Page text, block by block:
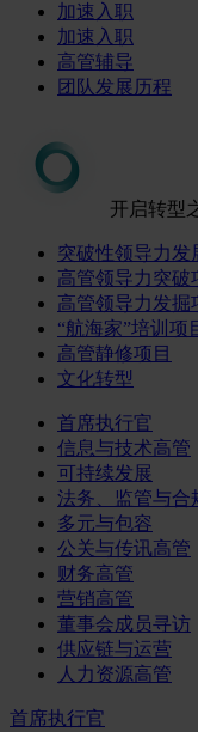
加速入职
加速入职
高管辅导
团队发展历程
开启转型
突破性领导力发
高管领导力突破
高管领导力发掘
“航海家”培训项
高管静修项目
文化转型
首席执行官
信息与技术高管
可持续发展
法务、监管与合
多元与包容
公关与传讯高管
财务高管
营销高管
董事会成员寻访
供应链与运营
人力资源高管
首席执行官